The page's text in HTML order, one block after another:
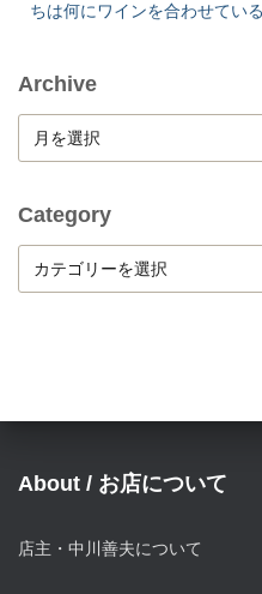
ちは何にワインを合わせてい
Archive
h
Category
About / お店について
店主・中川善夫について